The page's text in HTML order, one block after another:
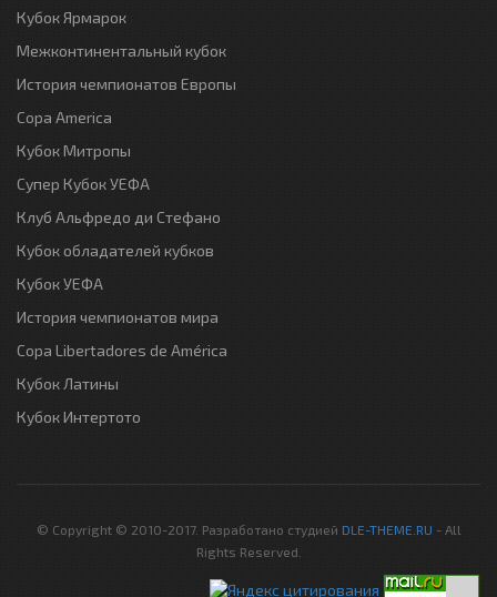
Кубок Ярмарок
Межконтинентальный кубок
История чемпионатов Европы
Copa America
Кубок Митропы
Супер Кубок УЕФА
Клуб Альфредо ди Стефано
Кубок обладателей кубков
Кубок УЕФА
История чемпионатов мира
Copa Libertadores de América
Кубок Латины
Кубок Интертото
© Copyright © 2010-2017. Разработано студией DLE-THEME.RU - All
Rights Reserved.